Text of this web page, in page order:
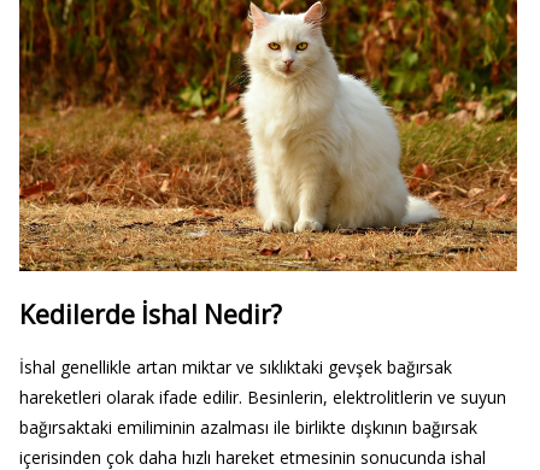
Kedilerde İshal Nedir?
İshal genellikle artan miktar ve sıklıktaki gevşek bağırsak
hareketleri olarak ifade edilir. Besinlerin, elektrolitlerin ve suyun
bağırsaktaki emiliminin azalması ile birlikte dışkının bağırsak
içerisinden çok daha hızlı hareket etmesinin sonucunda ishal